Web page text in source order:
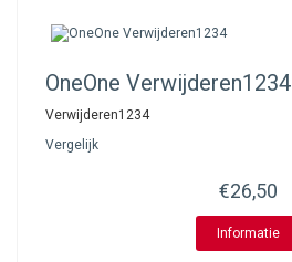
OneOne Verwijderen1234
Verwijderen1234
Vergelijk
€26,50
Informatie